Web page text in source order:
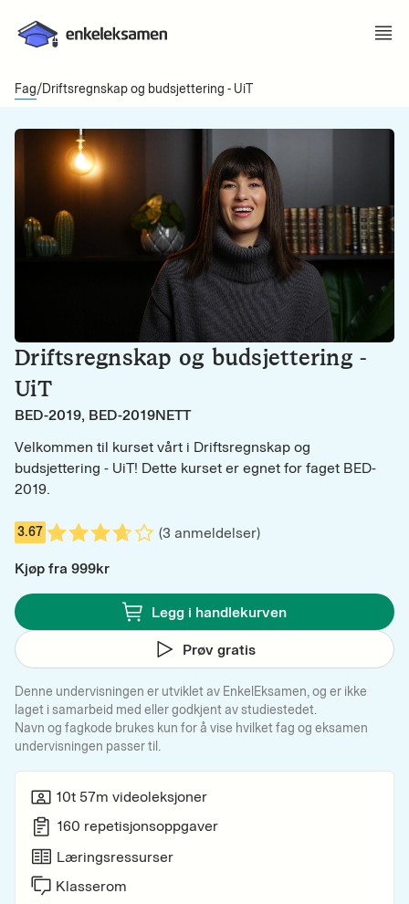
Fag/Driftsregnskap og budsjettering - UiT
Driftsregnskap og budsjettering -
UiT
BED-2019, BED-2019NETT
Velkommen til kurset vårt i Driftsregnskap og
budsjettering - UiT! Dette kurset er egnet for faget BED-
2019.
3.67 (3 anmeldelser)
Kjøp fra 999kr
Legg i handlekurven
Prøv gratis
Denne undervisningen er utviklet av EnkelEksamen, og er ikke
laget i samarbeid med eller godkjent av studiestedet.
Navn og fagkode brukes kun for å vise hvilket fag og eksamen
undervisningen passer til.
0:00 / 0:14
10t 57m videoleksjoner
160 repetisjonsoppgaver
Læringsressurser
Klasserom